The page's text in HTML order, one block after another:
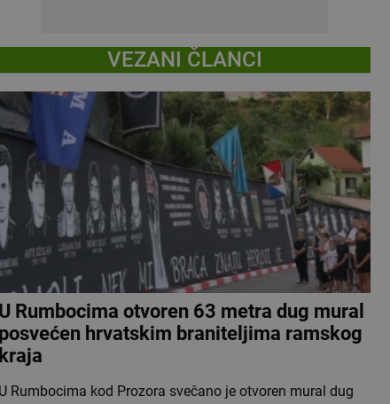
VEZANI ČLANCI
U Rumbocima otvoren 63 metra dug mural
posvećen hrvatskim braniteljima ramskog
kraja
U Rumbocima kod Prozora svečano je otvoren mural dug